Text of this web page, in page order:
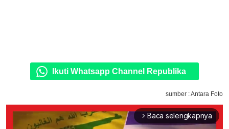
Ikuti Whatsapp Channel Republika
sumber : Antara Foto
arrow_forward_ios Baca selengkapnya